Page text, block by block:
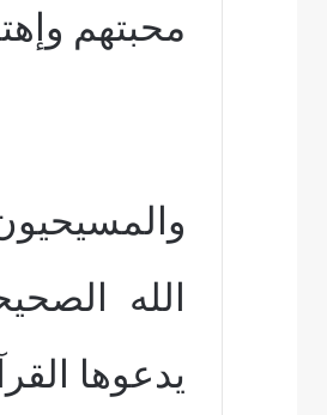
محبتهم
والمسيحيون
الله
يدعوها